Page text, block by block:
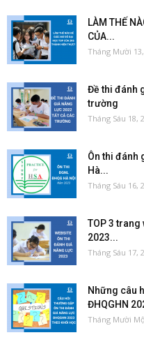
LÀM THẾ
CỦA...
Tháng Mười
Đề thi đánh
trường
Tháng Sáu 18,
Ôn thi đánh
Hà...
Tháng Sáu 16,
TOP 3
2023...
Tháng Sáu 17,
Những câu
ĐHQGHN
Tháng Mười